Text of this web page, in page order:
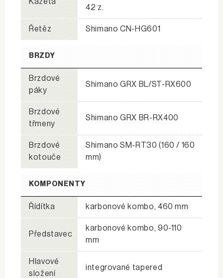
42 z.
Řetěz Shimano CN-HG601
BRZDY
Brzdové
páky
Shimano GRX BL/ST-RX600
Brzdové
třmeny
Shimano GRX BR-RX400
Brzdové
kotouče
Shimano SM-RT30 (160 / 160
mm)
KOMPONENTY
Řídítka karbonové kombo, 460 mm
Představec
karbonové kombo, 90-110
mm
Hlavové
složení
integrované tapered